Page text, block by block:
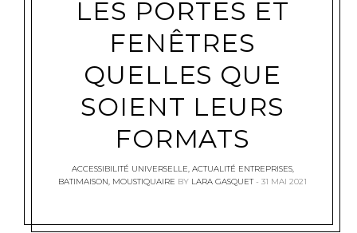
LES PORTES ET
FENÊTRES
QUELLES QUE
SOIENT LEURS
FORMATS
ACCESSIBILITÉ UNIVERSELLE, ACTUALITÉ ENTREPRISES,
BATIMAISON, MOUSTIQUAIRE BY LARA GASQUET 31 MAI 2021